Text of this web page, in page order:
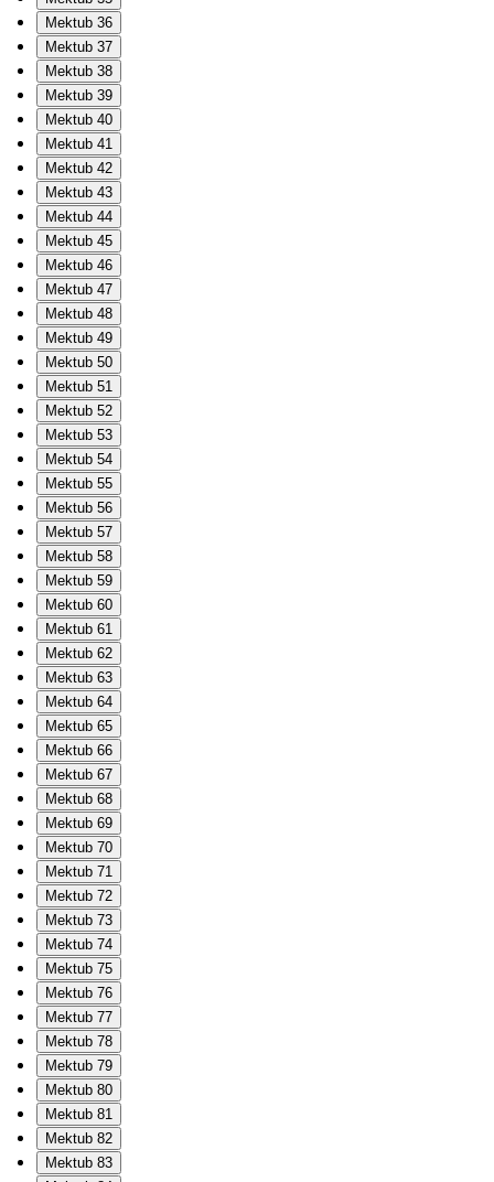
Mektub 36
Mektub 37
Mektub 38
Mektub 39
Mektub 40
Mektub 41
Mektub 42
Mektub 43
Mektub 44
Mektub 45
Mektub 46
Mektub 47
Mektub 48
Mektub 49
Mektub 50
Mektub 51
Mektub 52
Mektub 53
Mektub 54
Mektub 55
Mektub 56
Mektub 57
Mektub 58
Mektub 59
Mektub 60
Mektub 61
Mektub 62
Mektub 63
Mektub 64
Mektub 65
Mektub 66
Mektub 67
Mektub 68
Mektub 69
Mektub 70
Mektub 71
Mektub 72
Mektub 73
Mektub 74
Mektub 75
Mektub 76
Mektub 77
Mektub 78
Mektub 79
Mektub 80
Mektub 81
Mektub 82
Mektub 83